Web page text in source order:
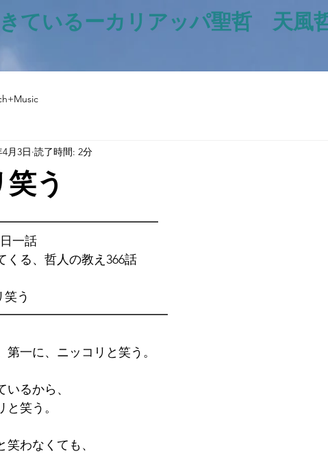
ているー​カリアッパ聖哲 天風
う
4月3日 読了時間: 2分
評価されています。
一話
くる、哲人の教え366話
う
一に、ニッコリと笑う。
るから、
笑う。
わなくても、